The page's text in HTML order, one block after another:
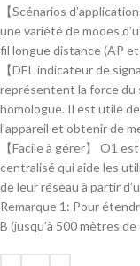
【Scénarios
une variété de modes
fil longue distance (AP
【DEL indicateur de
représentent la force du
homologue. Il est utile
l’appareil et obtenir de
【Facile à gérer】 O1
centralisé qui aide les
de leur réseau à partir
Remarque 1: Pour
B (jusqu’à 500 mètres